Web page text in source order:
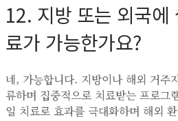
12. 지방 또는 외국에
료가 가능한가요?
네, 가능합니다. 지방이나 해외 거주
류하며 집중적으로 치료받는 프로그
일 치료로 효과를 극대화하며 해외